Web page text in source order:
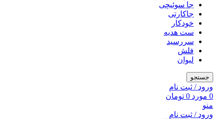
جا سوئیچی
جاکارتی
خودکار
ست هدیه
سررسید
فلش
لیوان
جستجو
ورود / ثبت نام
0 مورد 0 تومان
منو
ورود / ثبت نام